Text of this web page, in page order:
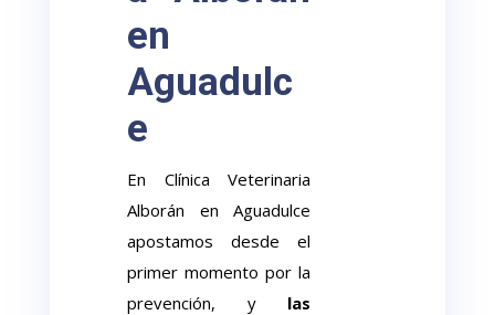
en
Aguadulc
e
En Clínica Veterinaria
Alborán en Aguadulce
apostamos desde el
primer momento por la
prevención, y las